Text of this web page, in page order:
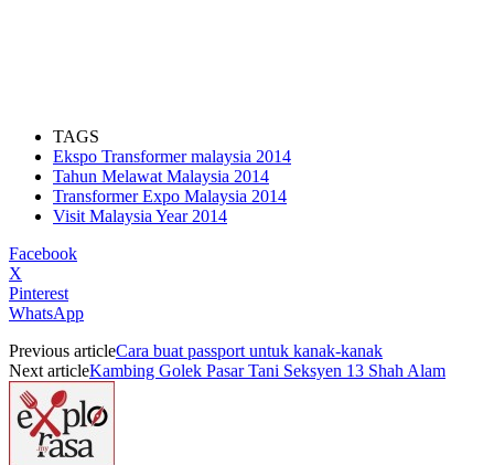
TAGS
Ekspo Transformer malaysia 2014
Tahun Melawat Malaysia 2014
Transformer Expo Malaysia 2014
Visit Malaysia Year 2014
Facebook
X
Pinterest
WhatsApp
Previous articleCara buat passport untuk kanak-kanak
Next articleKambing Golek Pasar Tani Seksyen 13 Shah Alam